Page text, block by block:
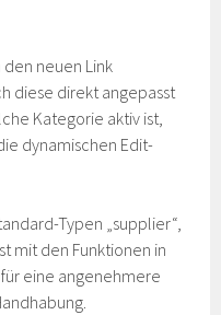
den neuen Link
diese direkt angepasst
Kategorie aktiv ist,
dynamischen Edit-
Typen „supplier“,
mit den Funktionen in
für eine angenehmere